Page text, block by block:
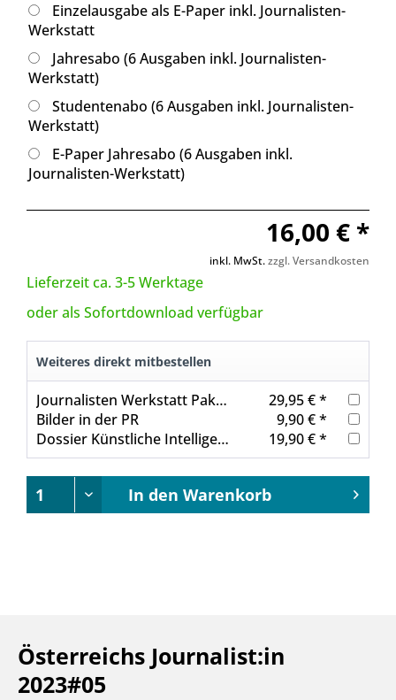
Einzelausgabe als E-Paper inkl. Journalisten-
Werkstatt
Jahresabo (6 Ausgaben inkl. Journalisten-
Werkstatt)
Studentenabo (6 Ausgaben inkl. Journalisten-
Werkstatt)
E-Paper Jahresabo (6 Ausgaben inkl.
Journalisten-Werkstatt)
16,00 € *
inkl. MwSt.zzgl. Versandkosten
Lieferzeit ca. 3-5 Werktage
oder als Sofortdownload verfügbar
Weiteres direkt mitbestellen
Journalisten Werkstatt Paket: Besser schreiben 4
29,95 € *
Bilder in der PR
9,90 € *
Dossier Künstliche Intelligenz
19,90 € *
In den Warenkorb
Österreichs Journalist:in
2023#05